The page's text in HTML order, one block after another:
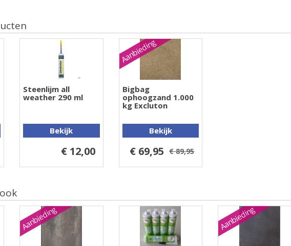
Steenlijm all
weather 290 ml
Bekijk
€ 12,00
Aanbieding
Bigbag
ophoogzand 1.000
kg Excluton
Bekijk
€ 69,95 € 89,95
Aanbieding Aanbieding